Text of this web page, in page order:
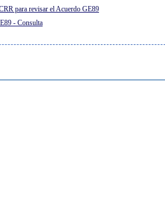
para revisar el Acuerdo GE89
- Consulta